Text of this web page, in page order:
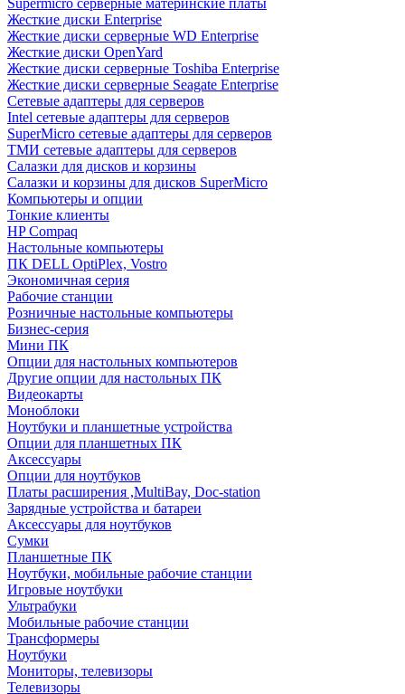
Supermicro серверные материнские платы
Жесткие диски Enterprise
Жесткие диски серверные WD Enterprise
Жесткие диски OpenYard
Жесткие диски серверные Toshiba Enterprise
Жесткие диски серверные Seagate Enterprise
Сетевые адаптеры для серверов
Intel сетевые адаптеры для серверов
SuperMicro сетевые адаптеры для серверов
ТМИ сетевые адаптеры для серверов
Салазки для дисков и корзины
Салазки и корзины для дисков SuperMicro
Компьютеры и опции
Тонкие клиенты
HP Compaq
Настольные компьютеры
ПК DELL OptiPlex, Vostro
Экономичная серия
Рабочие станции
Розничные настольные компьютеры
Бизнес-серия
Мини ПК
Опции для настольных компьютеров
Другие опции для настольных ПК
Видеокарты
Моноблоки
Ноутбуки и планшетные устройства
Опции для планшетных ПК
Аксессуары
Опции для ноутбуков
Платы расширения ,MultiBay, Doc-station
Зарядные устройства и батареи
Аксессуары для ноутбуков
Сумки
Планшетные ПК
Ноутбуки, мобильные рабочие станции
Игровые ноутбуки
Ультрабуки
Мобильные рабочие станции
Трансформеры
Ноутбуки
Мониторы, телевизоры
Телевизоры